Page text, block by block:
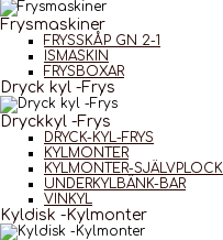
Frysmaskiner
FRYSSKÅP GN 2-1
ISMASKIN
FRYSBOXAR
Dryck kyl -Frys
Dryckkyl -Frys
DRYCK-KYL-FRYS
KYLMONTER
KYLMONTER-SJÄLVPLOCK
UNDERKYLBÄNK-BAR
VINKYL
Kyldisk -Kylmonter